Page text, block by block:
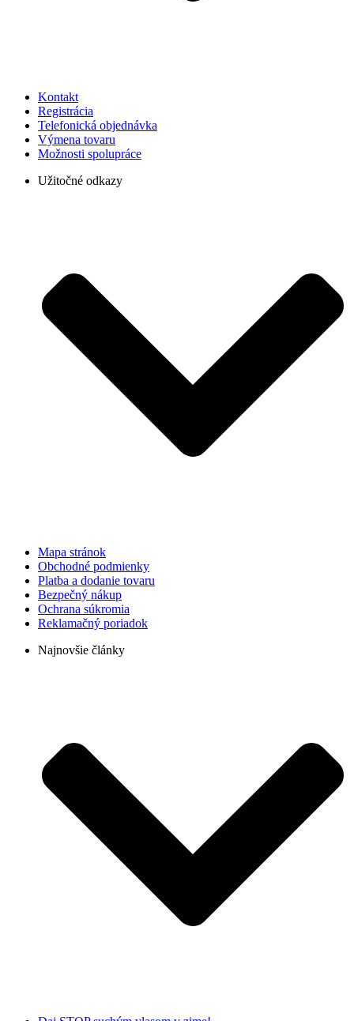
Kontakt
Registrácia
Telefonická objednávka
Výmena tovaru
Možnosti spolupráce
Užitočné odkazy
Mapa stránok
Obchodné podmienky
Platba a dodanie tovaru
Bezpečný nákup
Ochrana súkromia
Reklamačný poriadok
Najnovšie články